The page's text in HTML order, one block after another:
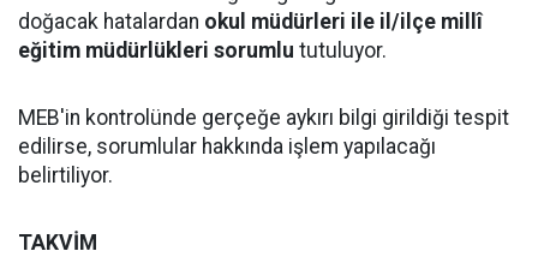
doğacak hatalardan okul müdürleri ile il/ilçe millî
eğitim müdürlükleri sorumlu tutuluyor.
MEB'in kontrolünde gerçeğe aykırı bilgi girildiği tespit
edilirse, sorumlular hakkında işlem yapılacağı
belirtiliyor.
TAKVİM